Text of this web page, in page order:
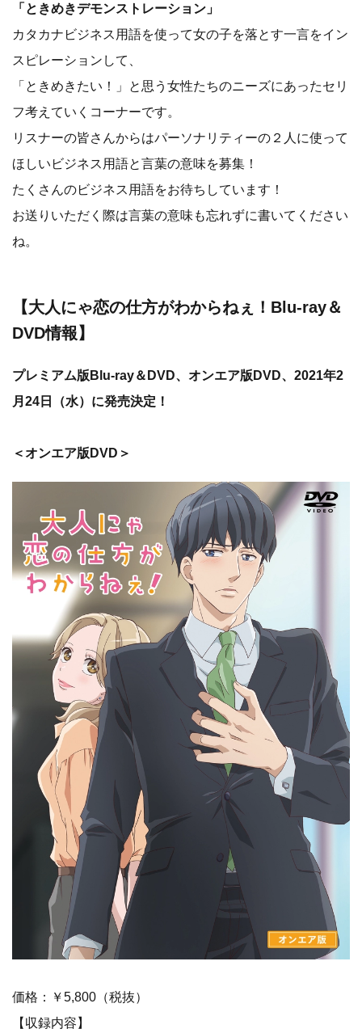
「ときめきデモンストレーション」
カタカナビジネス用語を使って女の子を落とす一言をイン
スピレーションして、
「ときめきたい！」と思う女性たちのニーズにあったセリ
フ考えていくコーナーです。
リスナーの皆さんからはパーソナリティーの２人に使って
ほしいビジネス用語と言葉の意味を募集！
たくさんのビジネス用語をお待ちしています！
お送りいただく際は言葉の意味も忘れずに書いてください
ね。
【大人にゃ恋の仕方がわからねぇ！Blu-ray＆
DVD情報】
プレミアム版Blu-ray＆DVD、オンエア版DVD、2021年2
月24日（水）に発売決定！
＜オンエア版DVD＞
価格：￥5,800（税抜）
【収録内容】